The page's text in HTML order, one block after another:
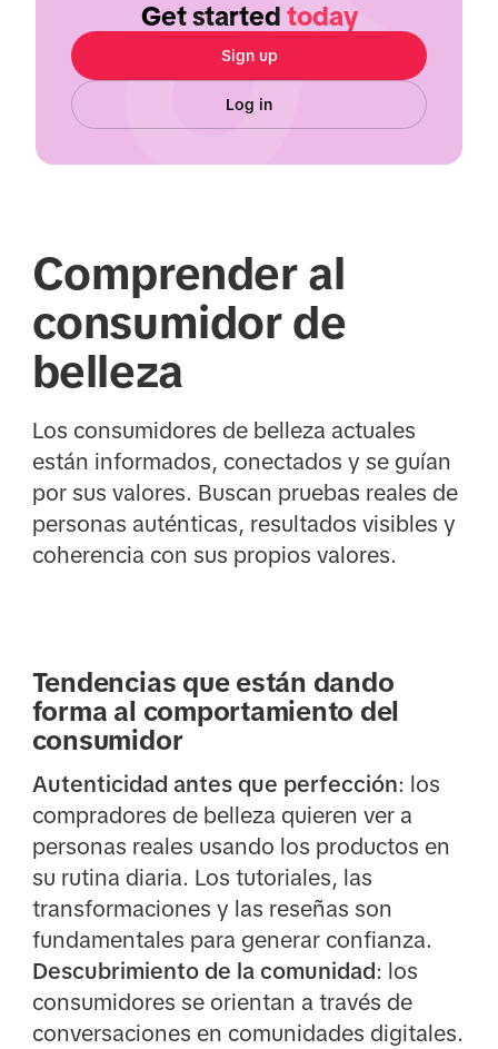
Get started today
Sign up
Log in
Comprender al
consumidor de
belleza
Los consumidores de belleza actuales
están informados, conectados y se guían
por sus valores. Buscan pruebas reales de
personas auténticas, resultados visibles y
coherencia con sus propios valores.
Tendencias que están dando
forma al comportamiento del
consumidor
Autenticidad antes que perfección: los
compradores de belleza quieren ver a
personas reales usando los productos en
su rutina diaria. Los tutoriales, las
transformaciones y las reseñas son
fundamentales para generar confianza.
Descubrimiento de la comunidad: los
consumidores se orientan a través de
conversaciones en comunidades digitales.